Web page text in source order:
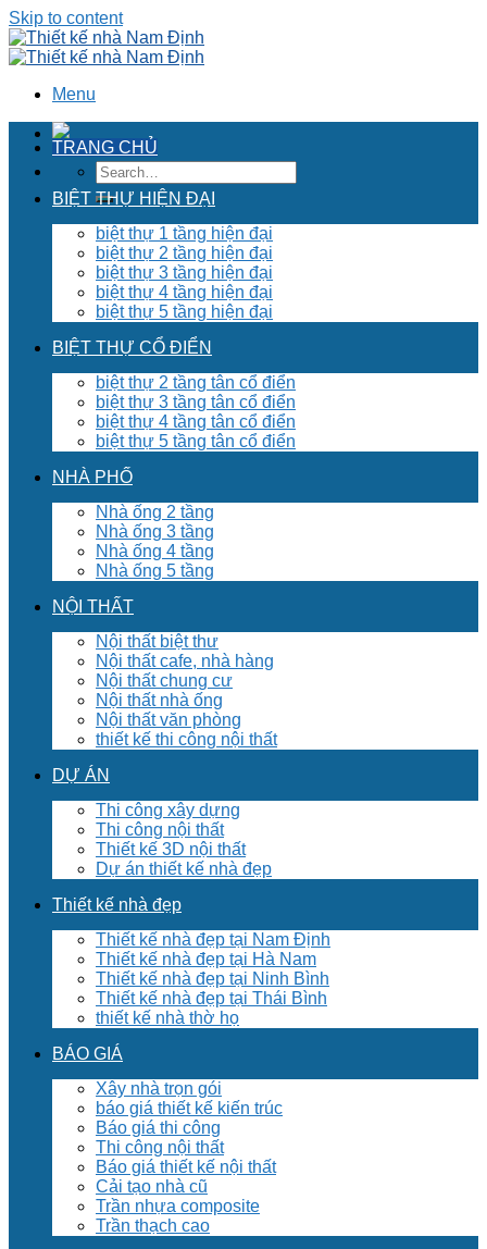
Skip to content
Menu
TRANG CHỦ
BIỆT THỰ HIỆN ĐẠI
biệt thự 1 tầng hiện đại
biệt thự 2 tầng hiện đại
biệt thự 3 tầng hiện đại
biệt thự 4 tầng hiện đại
biệt thự 5 tầng hiện đại
BIỆT THỰ CỔ ĐIỂN
biệt thự 2 tầng tân cổ điển
biệt thự 3 tầng tân cổ điển
biệt thự 4 tầng tân cổ điển
biệt thự 5 tầng tân cổ điển
NHÀ PHỐ
Nhà ống 2 tầng
Nhà ống 3 tầng
Nhà ống 4 tầng
Nhà ống 5 tầng
NỘI THẤT
Nội thất biệt thư
Nội thất cafe, nhà hàng
Nội thất chung cư
Nội thất nhà ống
Nội thất văn phòng
thiết kế thi công nội thất
DỰ ÁN
Thi công xây dựng
Thi công nội thất
Thiết kế 3D nội thất
Dự án thiết kế nhà đẹp
Thiết kế nhà đẹp
Thiết kế nhà đẹp tại Nam Định
Thiết kế nhà đẹp tại Hà Nam
Thiết kế nhà đẹp tại Ninh Bình
Thiết kế nhà đẹp tại Thái Bình
thiết kế nhà thờ họ
BÁO GIÁ
Xây nhà trọn gói
báo giá thiết kế kiến trúc
Báo giá thi công
Thi công nội thất
Báo giá thiết kế nội thất
Cải tạo nhà cũ
Trần nhựa composite
Trần thạch cao